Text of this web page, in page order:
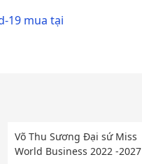
19 mua tại
Võ Thu Sương Đại sứ Miss
World Business 2022 -2027